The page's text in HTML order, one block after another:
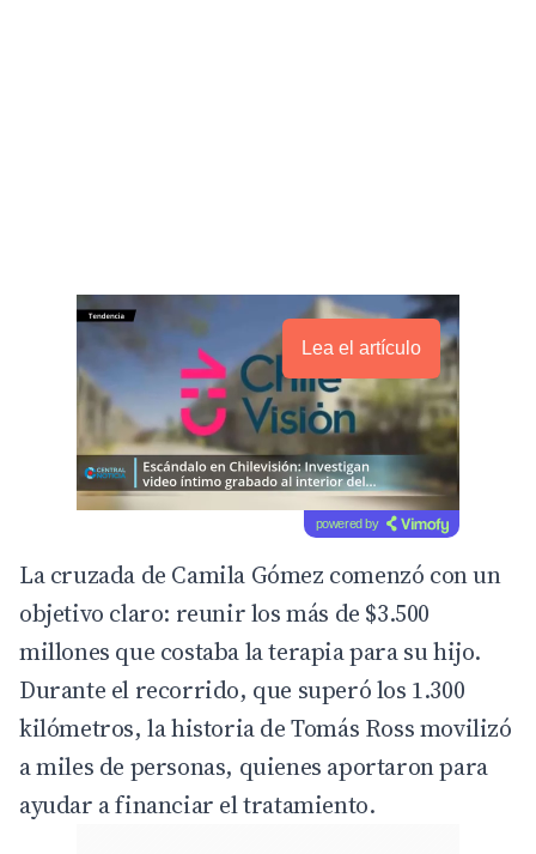
Lea el artículo
powered by
La cruzada de Camila Gómez comenzó con un
objetivo claro: reunir los más de $3.500
millones que costaba la terapia para su hijo.
Durante el recorrido, que superó los 1.300
kilómetros, la historia de Tomás Ross movilizó
a miles de personas, quienes aportaron para
ayudar a financiar el tratamiento.